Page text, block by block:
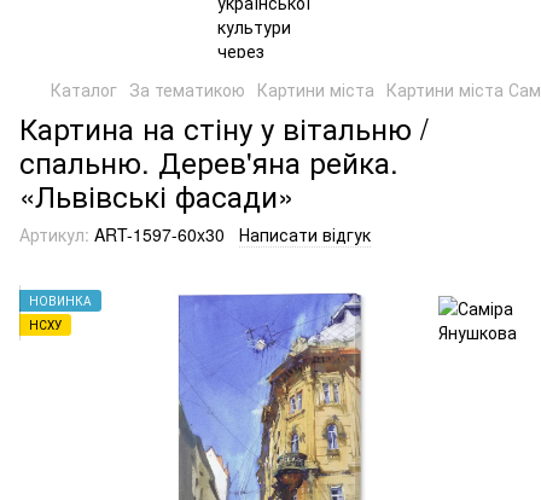
Каталог За тематикою Картини міста Картини міста
Картина на стіну у вітальню /
спальню. Дерев'яна рейка.
«Львівські фасади»
Артикул: ART-1597-60x30 Написати відгук
НОВИНКА
НСХУ